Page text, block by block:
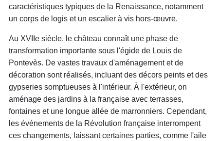
caractéristiques typiques de la Renaissance, notamment
un corps de logis et un escalier à vis hors-œuvre.
Au XVIIe siècle, le château connaît une phase de
transformation importante sous l'égide de Louis de
Pontevès. De vastes travaux d'aménagement et de
décoration sont réalisés, incluant des décors peints et des
gypseries somptueuses à l'intérieur. À l'extérieur, on
aménage des jardins à la française avec terrasses,
fontaines et une longue allée de marronniers. Cependant,
les événements de la Révolution française interrompent
ces changements, laissant certaines parties, comme l'aile